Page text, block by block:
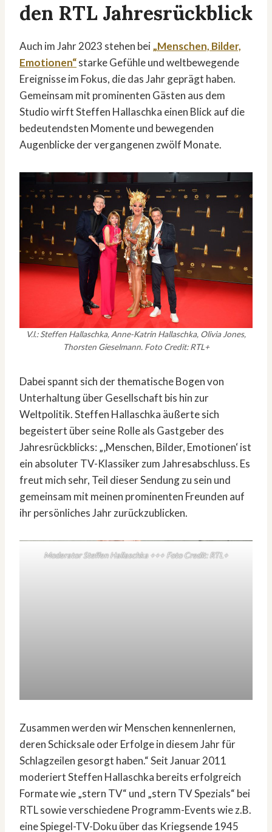
den RTL Jahresrückblick
Auch im Jahr 2023 stehen bei„Menschen, Bilder,
Emotionen“starke Gefühle und weltbewegende
Ereignisse im Fokus, die das Jahr geprägt haben.
Gemeinsam mit prominenten Gästen aus dem
Studio wirft Steffen Hallaschka einen Blick auf die
bedeutendsten Momente und bewegenden
Augenblicke der vergangenen zwölf Monate.
V.l.: Steffen Hallaschka, Anne-Katrin Hallaschka, Olivia Jones,
Thorsten Gieselmann. Foto Credit: RTL+
Dabei spannt sich der thematische Bogen von
Unterhaltung über Gesellschaft bis hin zur
Weltpolitik. Steffen Hallaschka äußerte sich
begeistert über seine Rolle als Gastgeber des
Jahresrückblicks: „‚Menschen, Bilder, Emotionen‘ ist
ein absoluter TV-Klassiker zum Jahresabschluss. Es
freut mich sehr, Teil dieser Sendung zu sein und
gemeinsam mit meinen prominenten Freunden auf
ihr persönliches Jahr zurückzublicken.
Moderator Steffen Hallaschka +++ Foto Credit: RTL+
Zusammen werden wir Menschen kennenlernen,
deren Schicksale oder Erfolge in diesem Jahr für
Schlagzeilen gesorgt haben.“ Seit Januar 2011
moderiert Steffen Hallaschka bereits erfolgreich
Formate wie „stern TV“ und „stern TV Spezials“ bei
RTL sowie verschiedene Programm-Events wie z.B.
eine Spiegel-TV-Doku über das Kriegsende 1945